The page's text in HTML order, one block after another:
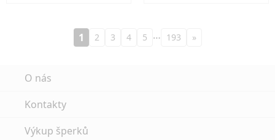
1 2 3 4 5 … 193 »
O nás
Kontakty
Výkup šperků